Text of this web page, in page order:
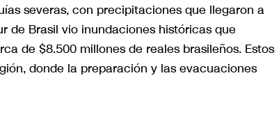
severas, con precipitaciones que llegaron a
de Brasil vio inundaciones históricas que
de $8.500 millones de reales brasileños. Estos
donde la preparación y las evacuaciones